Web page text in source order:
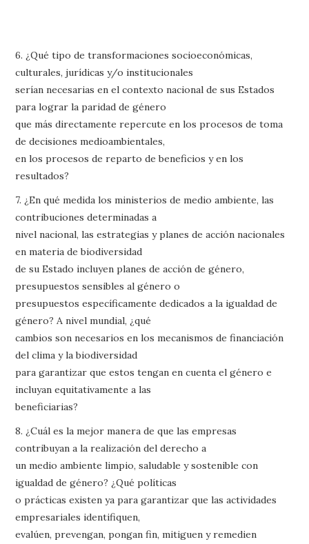
6. ¿Qué tipo de transformaciones socioeconómicas,
culturales, jurídicas y/o institucionales
serían necesarias en el contexto nacional de sus Estados
para lograr la paridad de género
que más directamente repercute en los procesos de toma
de decisiones medioambientales,
en los procesos de reparto de beneficios y en los
resultados?
7. ¿En qué medida los ministerios de medio ambiente, las
contribuciones determinadas a
nivel nacional, las estrategias y planes de acción nacionales
en materia de biodiversidad
de su Estado incluyen planes de acción de género,
presupuestos sensibles al género o
presupuestos específicamente dedicados a la igualdad de
género? A nivel mundial, ¿qué
cambios son necesarios en los mecanismos de financiación
del clima y la biodiversidad
para garantizar que estos tengan en cuenta el género e
incluyan equitativamente a las
beneficiarias?
8. ¿Cuál es la mejor manera de que las empresas
contribuyan a la realización del derecho a
un medio ambiente limpio, saludable y sostenible con
igualdad de género? ¿Qué políticas
o prácticas existen ya para garantizar que las actividades
empresariales identifiquen,
evalúen, prevengan, pongan fin, mitiguen y remedien